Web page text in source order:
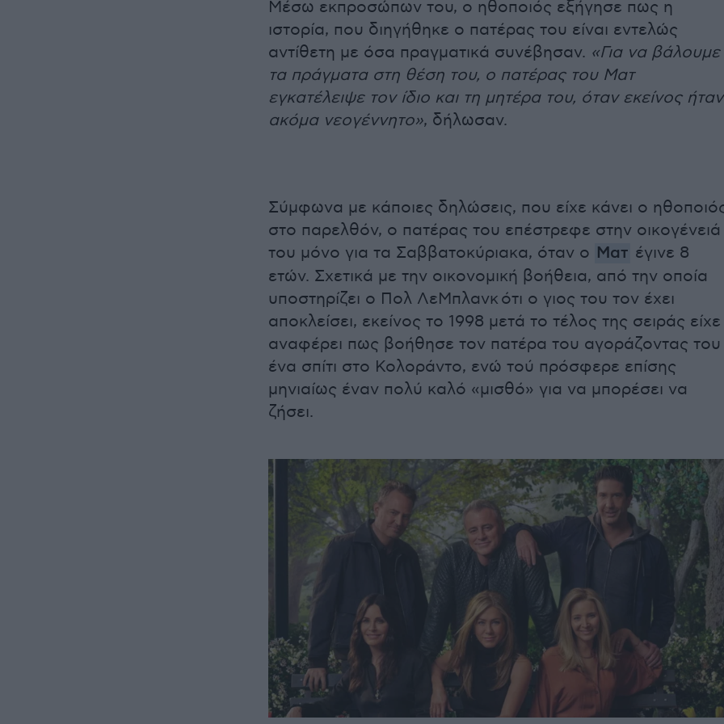
Μέσω εκπροσώπων του, ο ηθοποιός εξήγησε πως η
ιστορία, που διηγήθηκε ο πατέρας του είναι εντελώς
αντίθετη με όσα πραγματικά συνέβησαν. «Για να βάλουμε
τα πράγματα στη θέση του, ο πατέρας του Ματ
εγκατέλειψε τον ίδιο και τη μητέρα του, όταν εκείνος ήταν
ακόμα νεογέννητο», δήλωσαν.
Σύμφωνα με κάποιες δηλώσεις, που είχε κάνει ο
στο παρελθόν, ο πατέρας του επέστρεφε στην οικογένειά
του μόνο για τα Σαββατοκύριακα, όταν ο Ματ έγινε 8
ετών. Σχετικά με την οικονομική βοήθεια, από την οποία
υποστηρίζει ο Πολ ΛεΜπλανκ ότι ο γιος του τον έχει
αποκλείσει, εκείνος το 1998 μετά το τέλος της σειράς είχε
αναφέρει πως βοήθησε τον πατέρα του αγοράζοντας του
ένα σπίτι στο Κολοράντο, ενώ τού πρόσφερε επίσης
μηνιαίως έναν πολύ καλό «μισθό» για να μπορέσει να
ζήσει.